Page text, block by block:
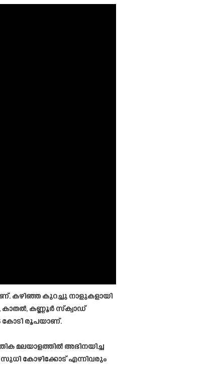
കഴിഞ്ഞ കുറച്ചു നാളുകളായി
കാതൽ, കണ്ണൂർ സ്ക്വാഡ്
കോടി രൂപയാണ്.
മലയാളത്തിൽ അഭിനയിച്ച
സുധി കോഴിക്കോട് എന്നിവരും